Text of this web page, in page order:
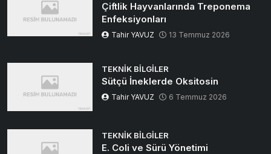
Çiftlik Hayvanlarında Treponema
Enfeksiyonları
Tahir YAVUZ 13 Temmuz 2026
TEKNIK BILGILER
Sütçü İneklerde Oksitosin
Tahir YAVUZ 6 Temmuz 2026
TEKNIK BILGILER
E. Coli ve Sürü Yönetimi